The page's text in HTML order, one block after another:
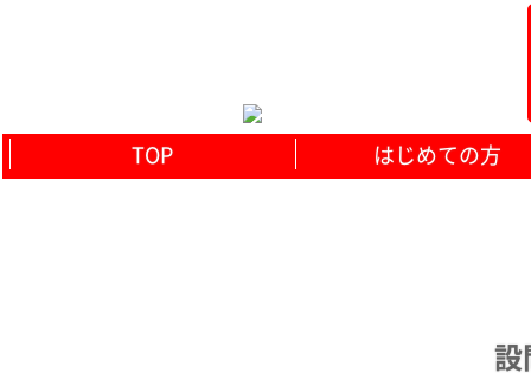
TOP はじめての方
設